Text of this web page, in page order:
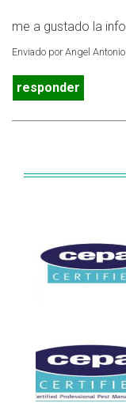
me a gustado la
Enviado por Angel
responder